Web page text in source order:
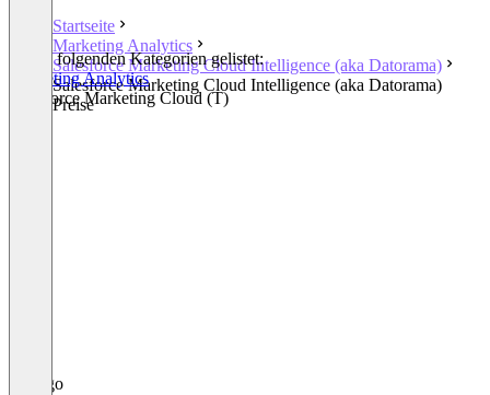
Startseite
Marketing Analytics
Salesforce Marketing Cloud Intelligence (aka Datorama)
Salesforce Marketing Cloud Intelligence (aka Datorama)
Preise
In den folgenden Kategorien gelistet:
Marketing Analytics
Salesforce Marketing Cloud (T)